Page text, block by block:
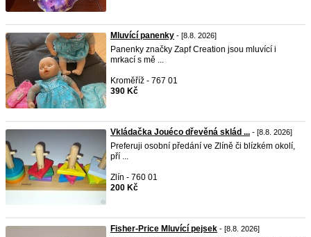
Mluvící panenky - [8.8. 2026]
Panenky značky Zapf Creation jsou mluvící i
mrkací s mě ...
Kroměříž - 767 01
390 Kč
Vkládačka Jouéco dřevěná sklád ... - [8.8. 2026]
Preferuji osobní předání ve Zlíně či blízkém okolí,
pří ...
Zlín - 760 01
200 Kč
Fisher-Price Mluvící pejsek - [8.8. 2026]